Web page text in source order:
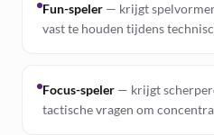
Fun-speler — krijgt
vast te houden tijdens
Focus-speler — krijgt
tactische vragen om